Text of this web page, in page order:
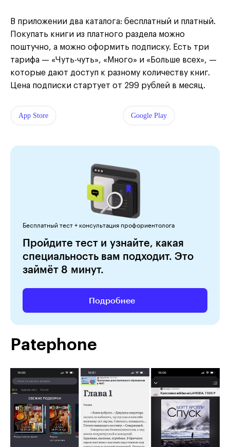
В приложении два каталога: бесплатный и платный.
Покупать книги из платного раздела можно
поштучно, а можно оформить подписку. Есть три
тарифа — «Чуть-чуть», «Много» и «Больше всех», —
которые дают доступ к разному количеству книг.
Цена подписки стартует от 299 рублей в месяц.
App Store Google Play
Бесплатный тест + консультация профориентолога
Пройдите тест и узнайте, какая
специальность вам подходит. Это
займёт 8 минут.
Подробнее
Patephone